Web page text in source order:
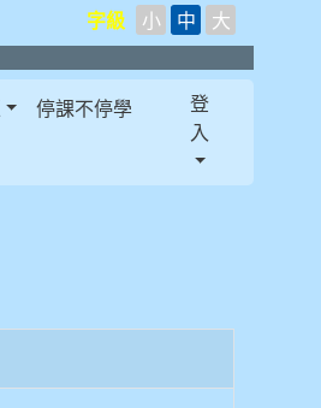
字級 小 中 大
停課不停學
登
入